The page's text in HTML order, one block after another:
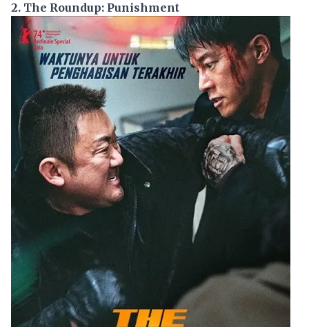
2. The Roundup: Punishment